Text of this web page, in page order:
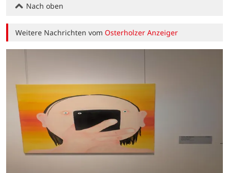
Nach oben
Weitere Nachrichten vomOsterholzer Anzeiger